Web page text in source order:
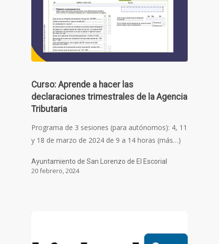
Curso: Aprende a hacer las
declaraciones trimestrales de la Agencia
Tributaria
Programa de 3 sesiones (para autónomos): 4, 11
y 18 de marzo de 2024 de 9 a 14 horas (más…)
Ayuntamiento de San Lorenzo de El Escorial
20 febrero, 2024